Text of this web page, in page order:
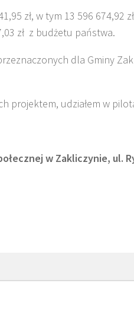
zł, w tym 13 596 674,92
zł z budżetu państwa.
dla Gminy
projektem, udziałem w
w Zakliczynie, ul.